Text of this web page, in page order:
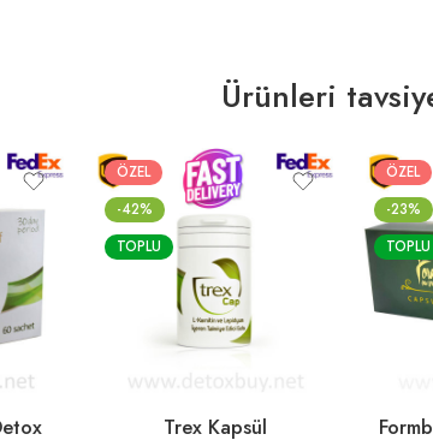
Ürünleri
ÖZEL
-42%
TOPLU
Trex Kapsül
ÖZEL
-23%
TOPLU